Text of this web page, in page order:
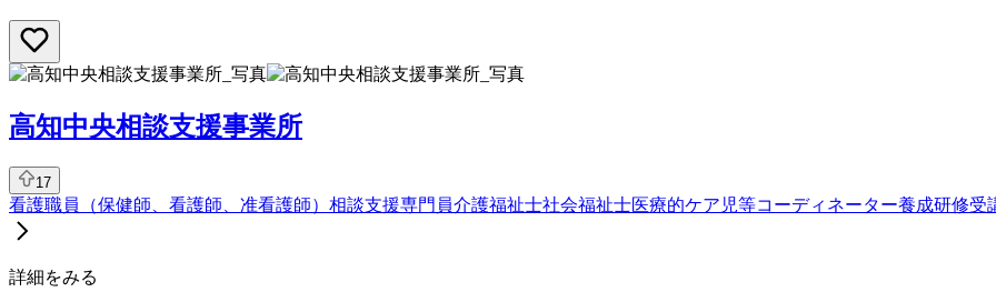
高知中央相談支援事業所
17
看護職員（保健師、看護師、准看護師） 相談支援専門員介護福祉士社会福祉士医療的ケア児等コーディネーター養成研修受
詳細をみる